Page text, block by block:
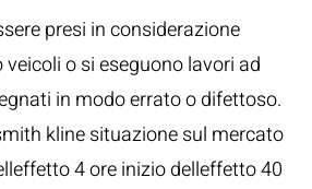
presi in considerazione
o si eseguono lavori ad
in modo errato o difettoso.
kline situazione sul mercato
4 ore inizio delleffetto 40